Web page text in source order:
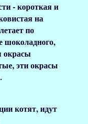
- короткая и
на
по
шоколадного,
окрасы
эти окрасы
котят, идут